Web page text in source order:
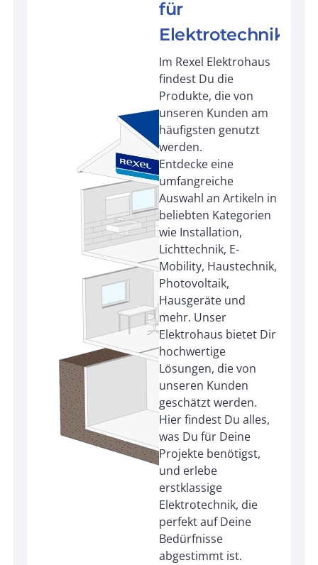
für
Elektrotechnik
Im Rexel Elektrohaus
findest Du die
Produkte, die von
unseren Kunden am
häufigsten genutzt
werden.
Entdecke eine
umfangreiche
Auswahl an Artikeln in
beliebten Kategorien
wie Installation,
Lichttechnik, E-
Mobility, Haustechnik,
Photovoltaik,
Hausgeräte und
mehr. Unser
Elektrohaus bietet Dir
hochwertige
Lösungen, die von
unseren Kunden
geschätzt werden.
Hier findest Du alles,
was Du für Deine
Projekte benötigst,
und erlebe
erstklassige
Elektrotechnik, die
perfekt auf Deine
Bedürfnisse
abgestimmt ist.